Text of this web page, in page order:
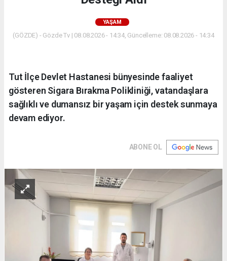
YAŞAM
(GÖZDE) - Gözde Tv | 08.08.2026 - 14:34, Güncelleme: 08.08.2026 - 14:34
Tut İlçe Devlet Hastanesi bünyesinde faaliyet
gösteren Sigara Bırakma Polikliniği, vatandaşlara
sağlıklı ve dumansız bir yaşam için destek sunmaya
devam ediyor.
ABONE OL